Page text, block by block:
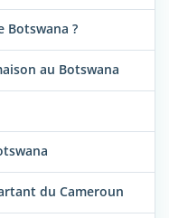
Botswana ?
au Botswana
du Cameroun